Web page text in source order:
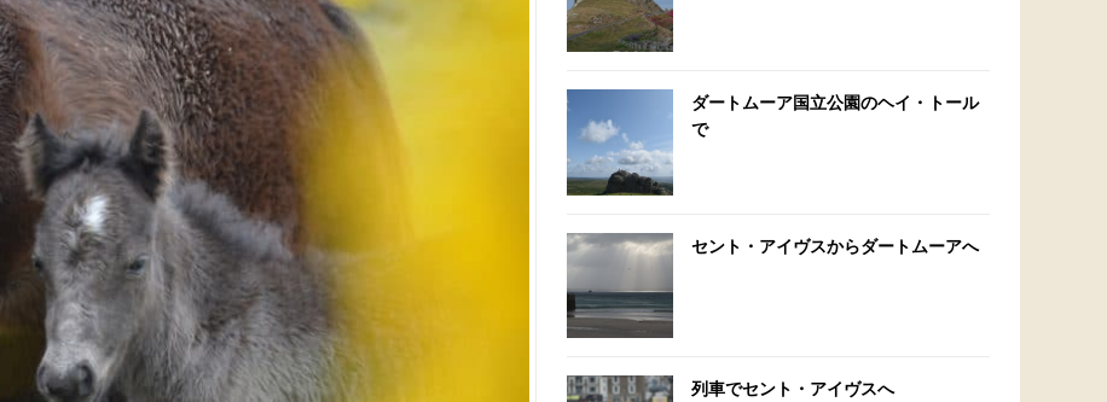
ダートムーア国立公園のヘイ・トール
で
セント・アイヴスからダートムーアへ
列車でセント・アイヴスへ